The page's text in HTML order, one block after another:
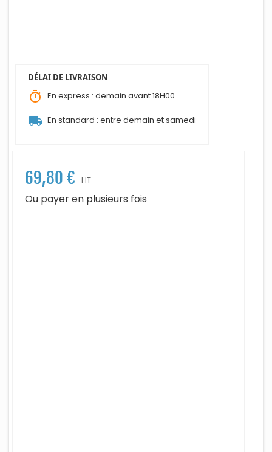
DÉLAI DE LIVRAISON
timer En express : demain avant 18H00
local_shipping En standard : entre demain et samedi
69,80 € HT
Ou payer en plusieurs fois